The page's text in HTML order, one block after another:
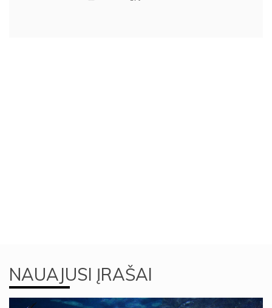
NAUAJUSI ĮRAŠAI